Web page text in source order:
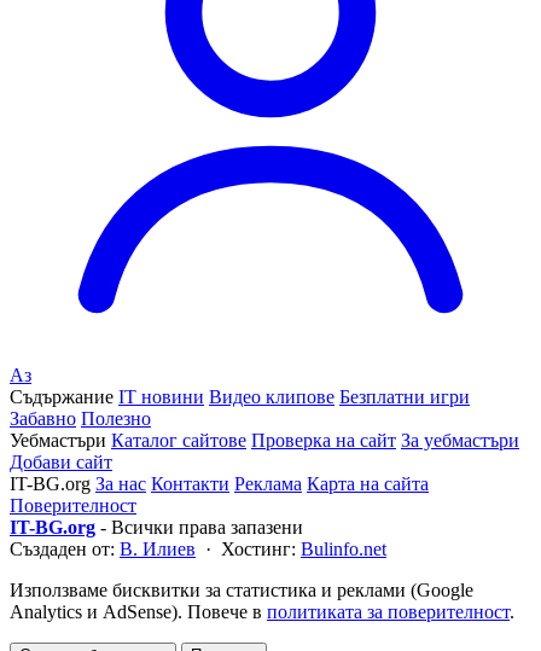
Аз
Съдържание IT новини Видео клипове Безплатни игри
Забавно Полезно
Уебмастъри Каталог сайтове Проверка на сайт За уебмастъри
Добави сайт
IT-BG.org За нас Контакти Реклама Карта на сайта
Поверителност
IT-BG.org - Всички права запазени
Създаден от: В. Илиев · Хостинг: Bulinfo.net
Използваме бисквитки за статистика и реклами (Google
Analytics и AdSense). Повече в политиката за поверителност.